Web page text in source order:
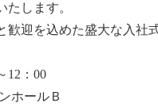
します。
迎を込めた盛大な入社
12：00
ホールＢ